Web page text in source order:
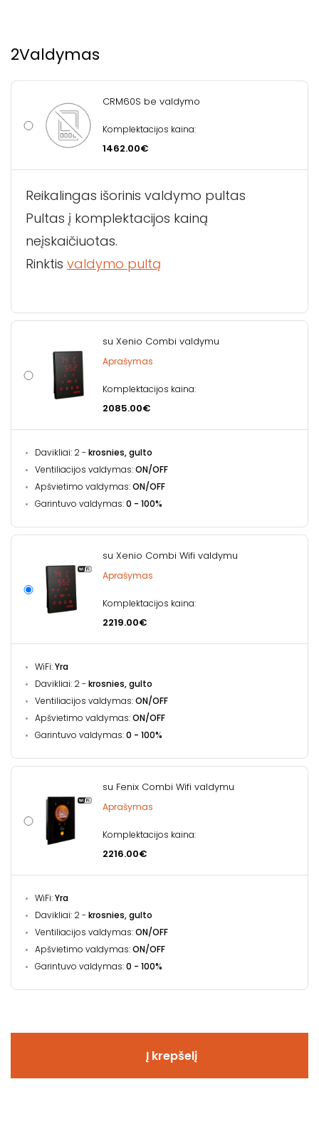
2Valdymas
CRM60S be valdymo
Komplektacijos kaina:
1462.00€
Reikalingas išorinis valdymo pultas
Pultas į komplektacijos kainą
neįskaičiuotas.
Rinktis valdymo pultą
su Xenio Combi valdymu
Aprašymas
Komplektacijos kaina:
2085.00€
Davikliai: 2 - krosnies, gulto
Ventiliacijos valdymas:ON/OFF
Apšvietimo valdymas:ON/OFF
Garintuvo valdymas:0 - 100%
su Xenio Combi Wifi valdymu
Aprašymas
Komplektacijos kaina:
2219.00€
WiFi:Yra
Davikliai: 2 - krosnies, gulto
Ventiliacijos valdymas:ON/OFF
Apšvietimo valdymas:ON/OFF
Garintuvo valdymas:0 - 100%
su Fenix Combi Wifi valdymu
Aprašymas
Komplektacijos kaina:
2216.00€
WiFi:Yra
Davikliai: 2 - krosnies, gulto
Ventiliacijos valdymas:ON/OFF
Apšvietimo valdymas:ON/OFF
Garintuvo valdymas:0 - 100%
Į krepšelį